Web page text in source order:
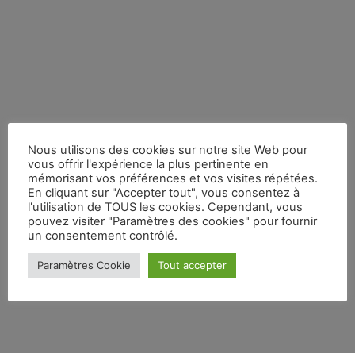
Nous utilisons des cookies sur notre site Web pour
vous offrir l'expérience la plus pertinente en
mémorisant vos préférences et vos visites répétées.
En cliquant sur "Accepter tout", vous consentez à
l'utilisation de TOUS les cookies. Cependant, vous
pouvez visiter "Paramètres des cookies" pour fournir
un consentement contrôlé.
Paramètres Cookie Tout accepter